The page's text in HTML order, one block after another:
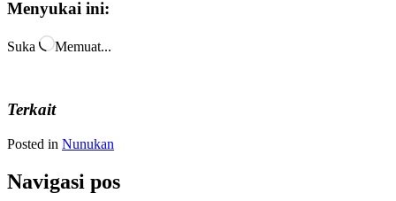
Menyukai ini:
Suka Memuat...
Terkait
Posted in Nunukan
Navigasi pos